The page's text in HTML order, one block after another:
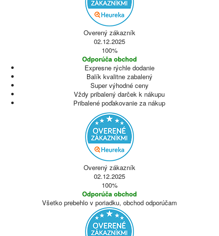
Overený zákazník
02.12.2025
100%
Odporúča obchod
Expresne rýchle dodanie
Balík kvalitne zabalený
Super výhodné ceny
Vždy pribalený darček k nákupu
Pribalené poďakovanie za nákup
Overený zákazník
02.12.2025
100%
Odporúča obchod
Všetko prebehlo v poriadku, obchod odporúčam